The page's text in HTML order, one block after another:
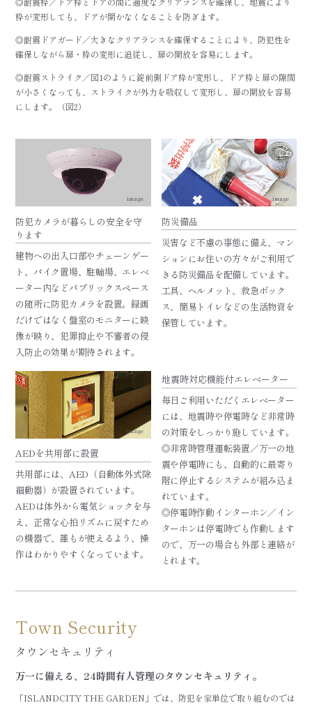
枠が変形しても、ドアが開かなくなることを防ぎます。
◎耐震ドアガード／大きなクリアランスを確保することにより、防犯性を
確保しながら扉・枠の変形に追従し、扉の開放を容易にします。
◎耐震ストライク／図1のように錠前側ドア枠が変形し、ドア枠と扉の隙間
が小さくなっても、ストライクが外力を吸収して変形し、扉の開放を容易
にします。（図2）
image
防犯カメラが暮らしの安全を守
ります
建物への出入口部やチェーンゲー
ト、バイク置場、駐輪場、エレベ
ーター内などパブリックスペース
の随所に防犯カメラを設置。録画
だけではなく盤室のモニターに映
像が映り、犯罪抑止や不審者の侵
入防止の効果が期待されます。
image
防災備品
災害など不慮の事態に備え、マン
ションにお住いの方々がご利用で
きる防災備品を配備しています。
工具、ヘルメット、救急ボック
ス、簡易トイレなどの生活物資を
保管しています。
image
AEDを共用部に設置
共用部には、AED（自動体外式除
細動器）が設置されています。
AEDは体外から電気ショックを与
え、正常な心拍リズムに戻すため
の機器で、誰もが使えるよう、操
作はわかりやすくなっています。
地震時対応機能付エレベーター
毎日ご利用いただくエレベーター
には、地震時や停電時など非常時
の対策をしっかり施しています。
◎非常時管理運転装置／万一の地
震や停電時にも、自動的に最寄り
階に停止するシステムが組み込ま
れています。
◎停電時作動インターホン／イン
ターホンは停電時でも作動します
ので、万一の場合も外部と連絡が
とれます。
Town Security
タウンセキュリティ
万一に備える、24時間有人管理のタウンセキュリティ。
「ISLANDCITY THE GARDEN」では、防犯を家単位で取り組むのでは